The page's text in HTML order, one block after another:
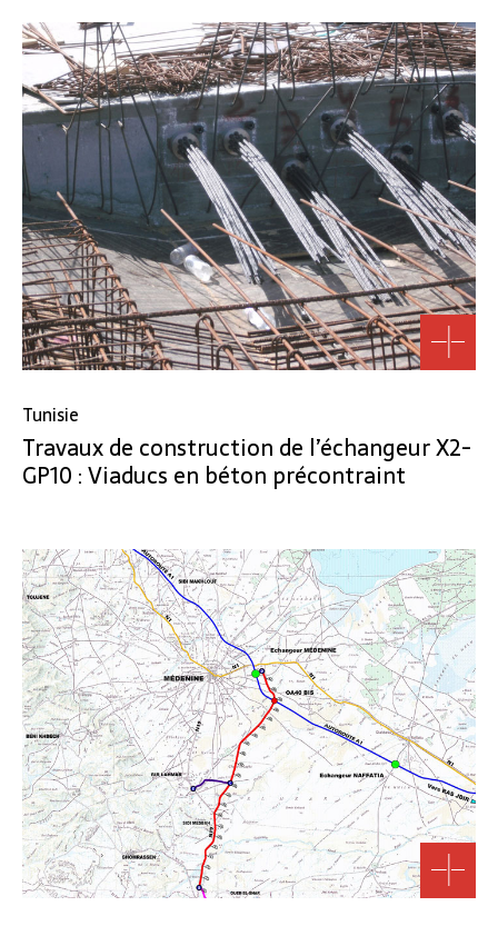
Tunisie
Travaux de construction de l’échangeur X2-
GP10 : Viaducs en béton précontraint